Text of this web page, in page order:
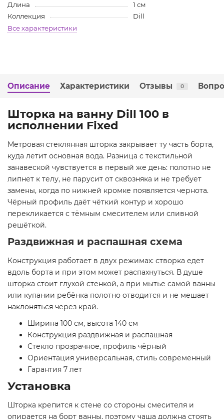
Длина
1 см
Коллекция
Dill
Все характеристики
Описание Характеристики Отзывы 0
Шторка на ванну Dill 100 в
исполнении Fixed
Метровая стеклянная шторка закрывает ту часть борта,
куда летит основная вода. Разница с текстильной
занавеской чувствуется в первый же день: полотно не
липнет к телу, не парусит от сквозняка и не требует
замены, когда по нижней кромке появляется чернота.
Чёрный профиль даёт чёткий контур и хорошо
перекликается с тёмным смесителем или сливной
решёткой.
Раздвижная и распашная схема
Конструкция работает в двух режимах: створка едет
вдоль борта и при этом может распахнуться. В душе
шторка стоит глухой стенкой, а при мытье самой ванны
или купании ребёнка полотно отводится и не мешает
наклоняться через край.
Ширина 100 см, высота 140 см
Конструкция раздвижная и распашная
Стекло прозрачное, профиль чёрный
Ориентация универсальная, стиль современный
Гарантия 7 лет
Установка
Шторка крепится к стене со стороны смесителя и
опирается на борт ванны, поэтому чаша должна стоять